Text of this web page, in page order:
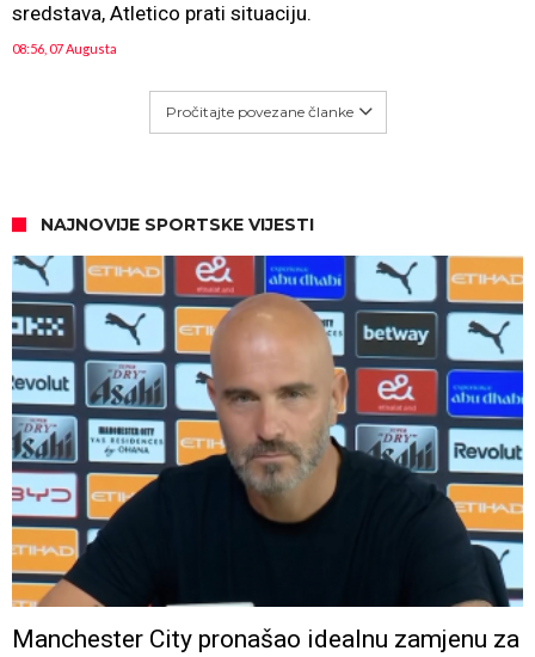
sredstava, Atletico prati situaciju.
08:56, 07 Augusta
Pročitajte povezane članke
NAJNOVIJE SPORTSKE VIJESTI
Manchester City pronašao idealnu zamjenu za